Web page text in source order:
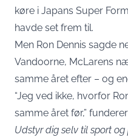
køre i Japans Super
havde set frem til.
Men Ron Dennis sagde
Vandoorne, McLarens
samme året efter – og
“Jeg ved ikke, hvorfor
samme året før,”
Udstyr dig selv til sport